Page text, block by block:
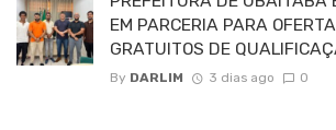
EM PARCERIA PARA
GRATUITOS DE
By DARLIM 3 dias ago 0